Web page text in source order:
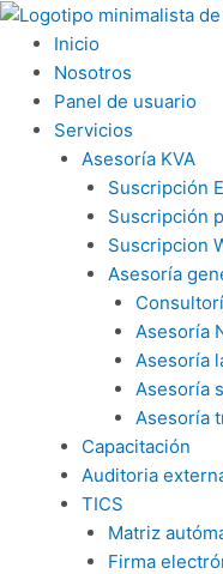
Ir
contenido
Inicio
Nosotros
Panel de usuario
Servicios
Asesoría KVA
Suscripción
Suscripción
Suscripcion
Asesoría
Asesoría
Asesoría
Asesoría
Asesoría
Capacitación
Auditoria
TICS
Matriz
Firma